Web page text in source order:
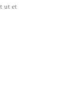
ut et